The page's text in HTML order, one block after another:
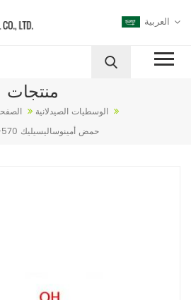
العربية
منتجات
الوسطيات الصيدلانية
3-حمض أمينوساليسيليك 570-23-0